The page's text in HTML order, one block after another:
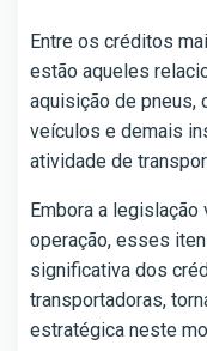
Entre os créditos
estão aqueles
aquisição de pneus,
veículos e demais
atividade de
Embora a
operação, esses
significativa dos
transportadoras,
estratégica neste